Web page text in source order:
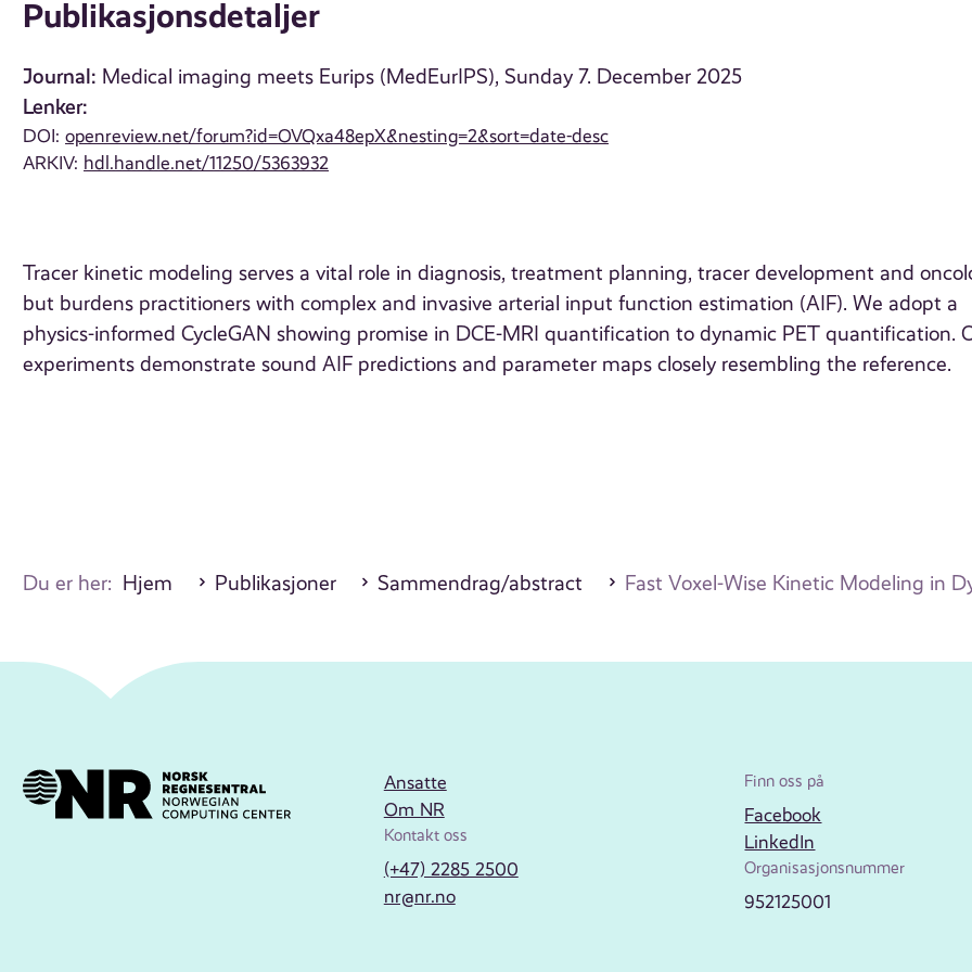
Publikasjonsdetaljer
Journal: Medical imaging meets Eurips (MedEurIPS), Sunday 7. December 2025
Lenker:
DOI:openreview.net/forum?id=OVQxa48epX&nesting=2&sort=date-desc
ARKIV: hdl.handle.net/11250/5363932
Tracer kinetic modeling serves a vital role in diagnosis, treatment planning, tracer development and
but burdens practitioners with complex and invasive arterial input function estimation (AIF). We adopt a
physics-informed CycleGAN showing promise in DCE-MRI quantification to dynamic PET quantification.
experiments demonstrate sound AIF predictions and parameter maps closely resembling the reference.
Du er her: Hjem Publikasjoner Sammendrag/abstract Fast Voxel-Wise Kinetic Modeling in
Ansatte
Om NR
Kontakt oss
(+47) 2285 2500
nr@nr.no
Finn oss på
Facebook
LinkedIn
Organisasjonsnummer
952125001